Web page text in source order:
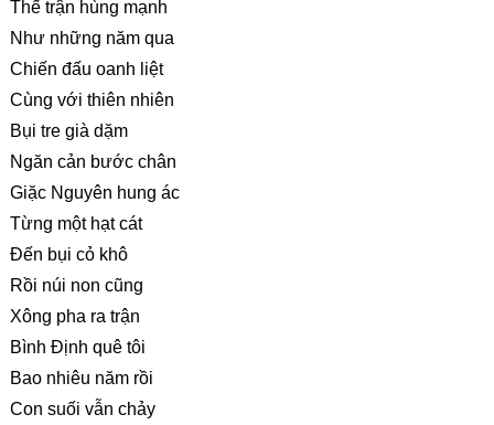
Thế trận hùng mạnh
Như những năm qua
Chiến đấu oanh liệt
Cùng với thiên nhiên
Bụi tre già dặm
Ngăn cản bước chân
Giặc Nguyên hung ác
Từng một hạt cát
Đến bụi cỏ khô
Rồi núi non cũng
Xông pha ra trận
Bình Định quê tôi
Bao nhiêu năm rồi
Con suối vẫn chảy